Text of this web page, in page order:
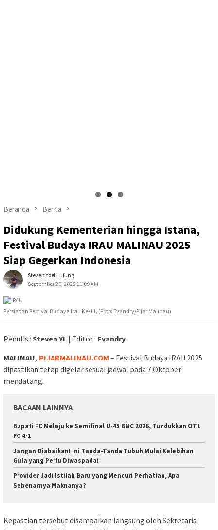
Beranda Berita
Didukung Kementerian hingga Istana,
Festival Budaya IRAU MALINAU 2025
Siap Gegerkan Indonesia
Steven Yoel Lufung
September 28, 2025 11:09 AM
Persiapan Festival Budaya Irau Ke-11. (Foto: Evandry/Pijar Malinau)
Penulis : Steven YL | Editor : Evandry
MALINAU, PIJARMALINAU.COM – Festival Budaya IRAU 2025
dipastikan tetap digelar sesuai jadwal pada 7 Oktober
mendatang.
BACAAN LAINNYA
Bupati FC Melaju ke Semifinal U-45 BMC 2026, Tundukkan OTL
FC 4-1
Jangan Diabaikan! Ini Tanda-Tanda Tubuh Mulai Kelebihan
Gula yang Perlu Diwaspadai
Provider Jadi Istilah Baru yang Mencuri Perhatian, Apa
Sebenarnya Maknanya?
Kepastian tersebut disampaikan langsung oleh Sekretaris